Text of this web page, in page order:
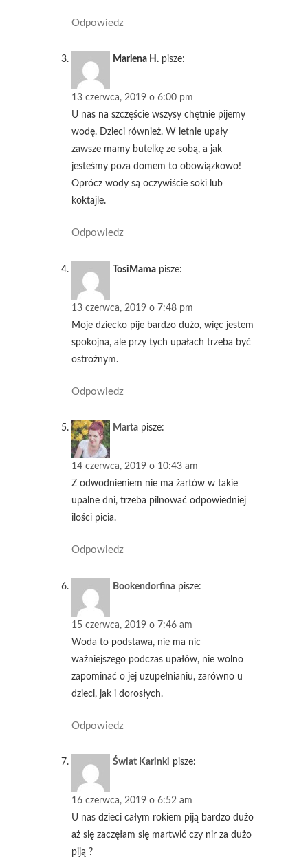
Odpowiedz
Marlena H. pisze:
13 czerwca, 2019 o 6:00 pm
U nas na szczęście wszysy chętnie pijemy
wodę. Dzieci również. W letnie upały
zawsze mamy butelkę ze sobą, a jak
jesteśmy poza domem to obowiązkowo!
Oprócz wody są oczywiście soki lub
koktajle.
Odpowiedz
TosiMama pisze:
13 czerwca, 2019 o 7:48 pm
Moje dziecko pije bardzo dużo, więc jestem
spokojna, ale przy tych upałach trzeba być
ostrożnym.
Odpowiedz
Marta pisze:
14 czerwca, 2019 o 10:43 am
Z odwodnieniem nie ma żartów w takie
upalne dni, trzeba pilnować odpowiedniej
ilości picia.
Odpowiedz
Bookendorfina pisze:
15 czerwca, 2019 o 7:46 am
Woda to podstawa, nie ma nic
ważniejszego podczas upałów, nie wolno
zapominać o jej uzupełnianiu, zarówno u
dzieci, jak i dorosłych.
Odpowiedz
Świat Karinki pisze:
16 czerwca, 2019 o 6:52 am
U nas dzieci całym rokiem piją bardzo dużo
aż się zaczęłam się martwić czy nir za dużo
piją ?